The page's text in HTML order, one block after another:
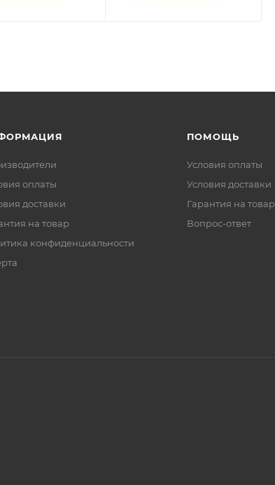
оплаты
доставки
на товар
конфиденциальности
ПОМОЩЬ
Условия оплаты
Условия доставки
Гарантия на товар
Вопрос-ответ